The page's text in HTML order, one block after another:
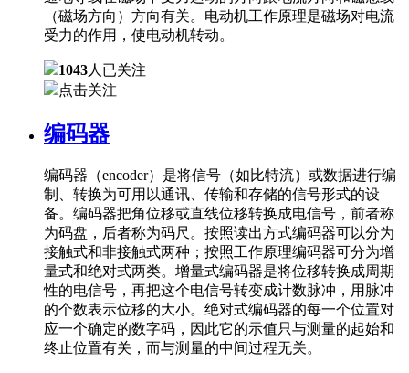
（磁场方向）方向有关。电动机工作原理是磁场对电流
受力的作用，使电动机转动。
1043人已关注
点击关注
编码器
编码器（encoder）是将信号（如比特流）或数据进行编
制、转换为可用以通讯、传输和存储的信号形式的设
备。编码器把角位移或直线位移转换成电信号，前者称
为码盘，后者称为码尺。按照读出方式编码器可以分为
接触式和非接触式两种；按照工作原理编码器可分为增
量式和绝对式两类。增量式编码器是将位移转换成周期
性的电信号，再把这个电信号转变成计数脉冲，用脉冲
的个数表示位移的大小。绝对式编码器的每一个位置对
应一个确定的数字码，因此它的示值只与测量的起始和
终止位置有关，而与测量的中间过程无关。